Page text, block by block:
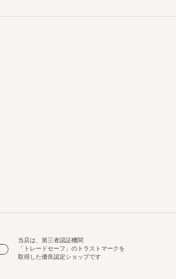
当店は、第三者認証機関
「トレードセーフ」のトラストマークを
取得した優良認定ショップです